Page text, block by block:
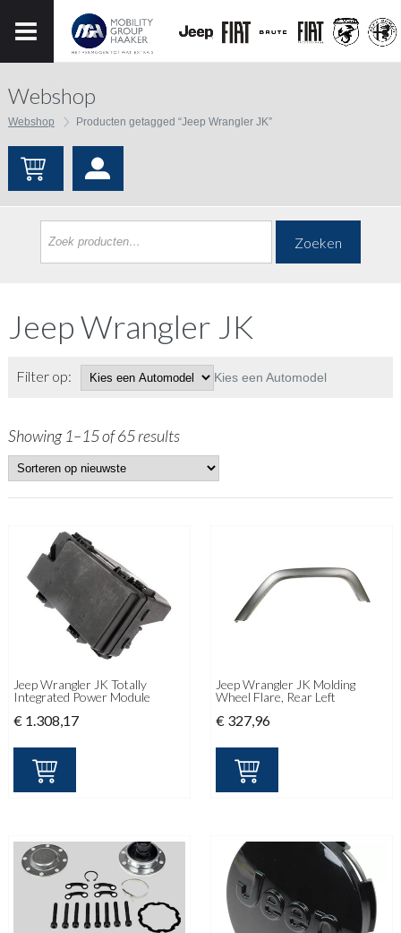
Webshop
Webshop Producten getagged “Jeep Wrangler JK”
Zoeken
Jeep Wrangler JK
Filter op: Kies een Automodel
Showing 1–15 of 65 results
Jeep Wrangler JK Totally
Integrated Power Module
€ 1.308,17
Jeep Wrangler JK Molding
Wheel Flare, Rear Left
€ 327,96